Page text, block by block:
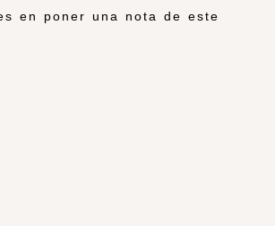
en poner una nota de este